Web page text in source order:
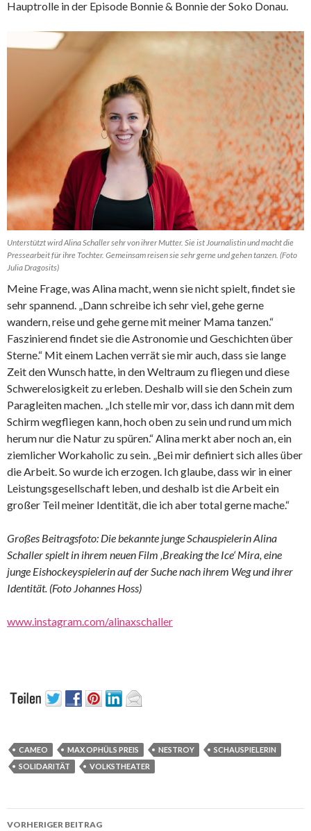
Hauptrolle in der Episode Bonnie & Bonnie der Soko Donau.
Unterstützt wird Alina Schaller sehr von ihrer Mutter. Sie ist Journalistin und macht die
Pressearbeit für ihre Tochter. Gemeinsam reisen sie sehr gerne und gehen tanzen. (Foto
Julia Dragosits)
Meine Frage, was Alina macht, wenn sie nicht spielt, findet sie
sehr spannend. „Dann schreibe ich sehr viel, gehe gerne
wandern, reise und gehe gerne mit meiner Mama tanzen.“
Faszinierend findet sie die Astronomie und Geschichten über
Sterne.“ Mit einem Lachen verrät sie mir auch, dass sie lange
Zeit den Wunsch hatte, in den Weltraum zu fliegen und diese
Schwerelosigkeit zu erleben. Deshalb will sie den Schein zum
Paragleiten machen. „Ich stelle mir vor, dass ich dann mit dem
Schirm wegfliegen kann, hoch oben zu sein und rund um mich
herum nur die Natur zu spüren.“ Alina merkt aber noch an, ein
ziemlicher Workaholic zu sein. „Bei mir definiert sich alles über
die Arbeit. So wurde ich erzogen. Ich glaube, dass wir in einer
Leistungsgesellschaft leben, und deshalb ist die Arbeit ein
großer Teil meiner Identität, die ich aber total gerne mache.“
Großes Beitragsfoto: Die bekannte junge Schauspielerin Alina
Schaller spielt in ihrem neuen Film ‚Breaking the Ice‘ Mira, eine
junge Eishockeyspielerin auf der Suche nach ihrem Weg und ihrer
Identität. (Foto Johannes Hoss)
www.instagram.com/alinaxschaller
CAMEO MAX OPHÜLS PREIS NESTROY
SCHAUSPIELERIN
SOLIDARITÄT
VOLKSTHEATER
Beitrags-
VORHERIGER BEITRAG